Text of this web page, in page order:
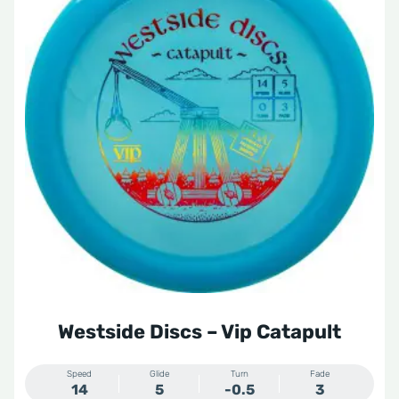
Westside Discs – Vip Catapult
Speed
14
Glide
5
Turn
-0.5
Fade
3
heeft
meerdere
variaties.
Deze
optie
kan
gekozen
worden